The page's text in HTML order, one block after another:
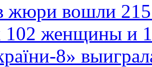
жюри вошли 215
102 женщины и
8»